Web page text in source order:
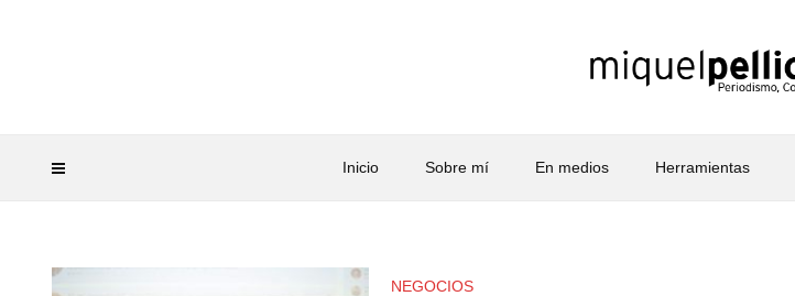
Inicio Sobre mí En medios Herramientas
NEGOCIOS